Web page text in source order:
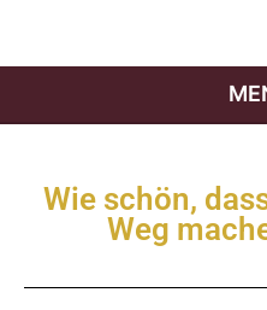
Wie schön,
Weg